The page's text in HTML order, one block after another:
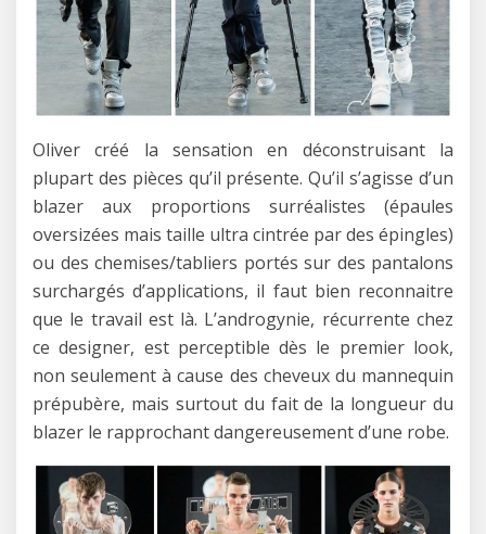
Oliver créé la sensation en déconstruisant la
plupart des pièces qu’il présente. Qu’il s’agisse d’un
blazer aux proportions surréalistes (épaules
oversizées mais taille ultra cintrée par des épingles)
ou des chemises/tabliers portés sur des pantalons
surchargés d’applications, il faut bien reconnaitre
que le travail est là. L’androgynie, récurrente chez
ce designer, est perceptible dès le premier look,
non seulement à cause des cheveux du mannequin
prépubère, mais surtout du fait de la longueur du
blazer le rapprochant dangereusement d’une robe.